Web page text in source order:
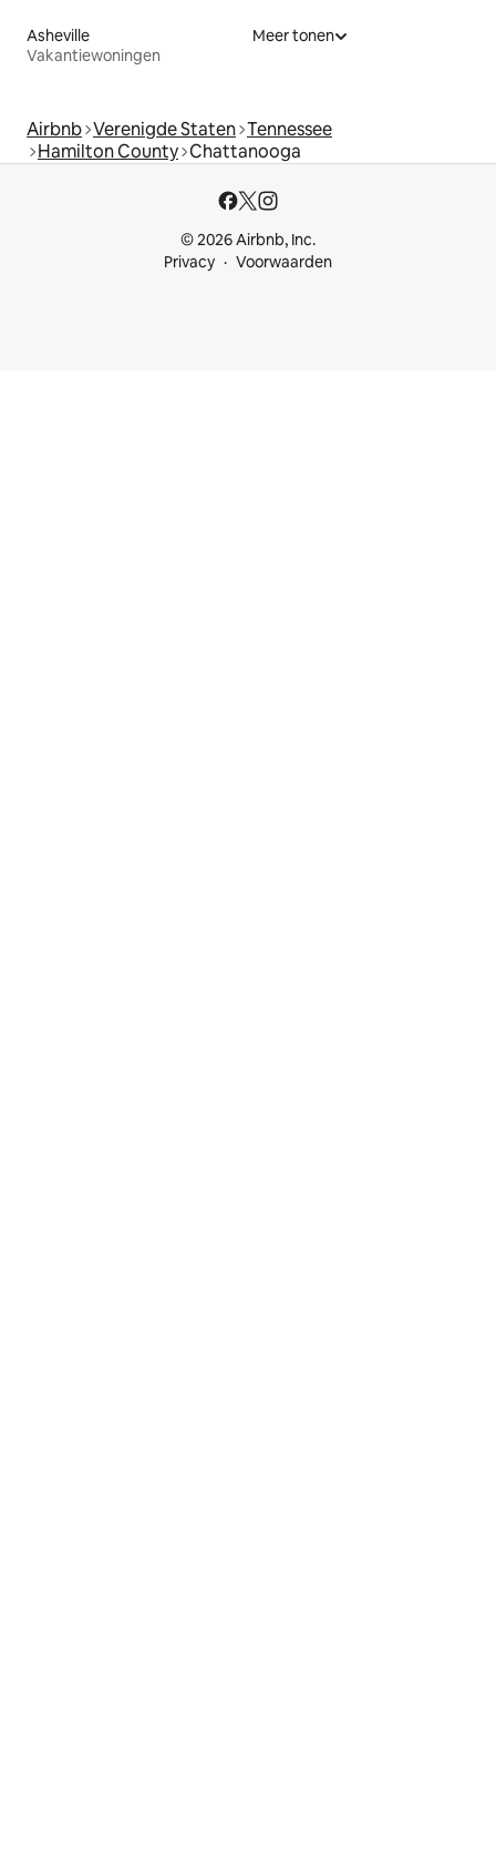
Asheville
Vakantiewoningen
Meer tonen
Airbnb Verenigde Staten Tennessee
Hamilton County Chattanooga
© 2026 Airbnb, Inc.
Privacy
Voorwaarden